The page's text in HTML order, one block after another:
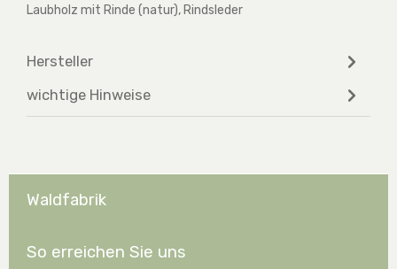
Laubholz mit Rinde (natur), Rindsleder
Hersteller
wichtige Hinweise
Waldfabrik
So erreichen Sie uns